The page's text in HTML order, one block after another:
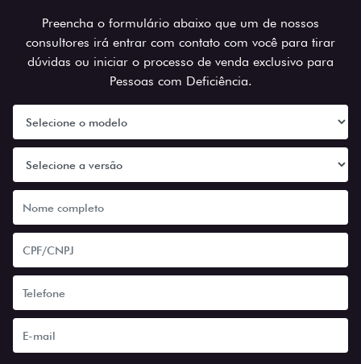
Preencha o formulário abaixo que um de nossos
consultores irá entrar com contato com você para tirar
dúvidas ou iniciar o processo de venda exclusivo para
Pessoas com Deficiência.